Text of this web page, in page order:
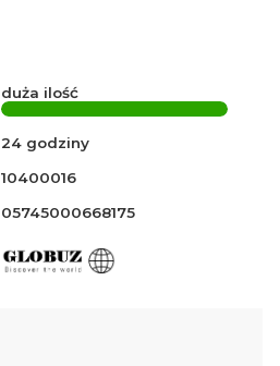
duża ilość
24 godziny
10400016
05745000668175